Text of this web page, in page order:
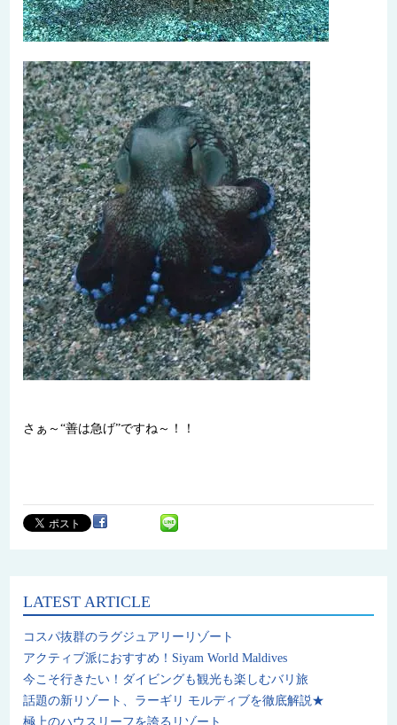
さぁ～“善は急げ”ですね～！！
LATEST ARTICLE
コスパ抜群のラグジュアリーリゾート
アクティブ派におすすめ！Siyam World Maldives
今こそ行きたい！ダイビングも観光も楽しむバリ旅
話題の新リゾート、ラーギリ モルディブを徹底解説★
極上のハウスリーフを誇るリゾート